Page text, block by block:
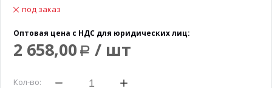
под заказ
Оптовая цена с НДС для юридических лиц:
2 658,00 Р / шт
Кол-во: